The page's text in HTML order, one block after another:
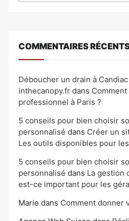
COMMENTAIRES
Déboucher un drain à Candiac
inthecanopy.fr dans
professionnel à Paris ?
5 conseils pour bien choisir
personnalisé dans Créer un
Les outils disponibles pour
5 conseils pour bien choisir
personnalisé dans La gestion
est-ce important pour les
Marie dans Comment donner